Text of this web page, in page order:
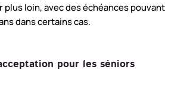
plus loin, avec des échéances pouvant
dans certains cas.
pour les séniors